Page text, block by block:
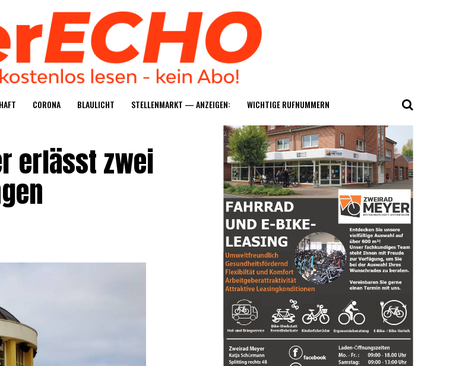
CORO­NA BLAU­LICHT STEL­LEN­MARKT — ANZEIGEN: WICH­TI­GE RUFNUMMERN
erlässt zwei